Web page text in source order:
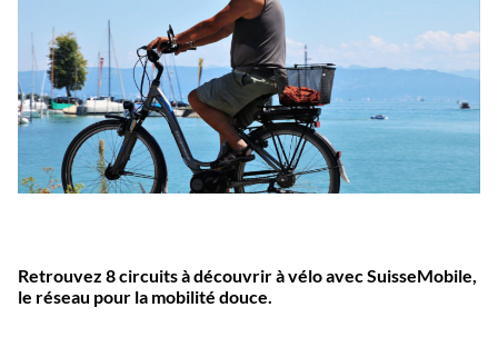
Retrouvez 8 circuits à découvrir à vélo avec SuisseMobile,
le réseau pour la mobilité douce.